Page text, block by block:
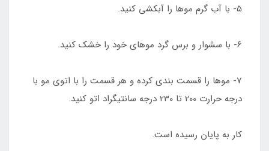
5- با آب گرم موها را آبکشی کنید.
6- با سشوار و برس گرد موهای خود را خشک کنید.
7- موها را قسمت بندی کرده و هر قسمت را با اتوی مو با
درجه حرارت 200 تا 230 درجه سانتیگراد اتو کنید.
کار به پایان رسیده است.